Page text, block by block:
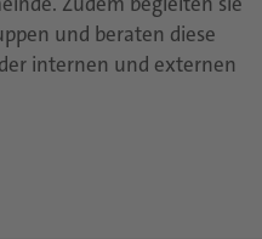
und beraten diese
internen und externen